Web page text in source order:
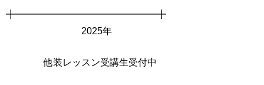
╋━━━━━━━━━━━━━━━╋
2025年
他装レッスン受講生受付中